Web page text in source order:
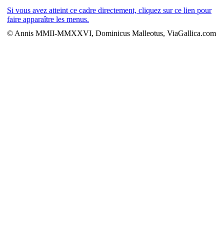
Si vous avez atteint ce cadre directement, cliquez sur ce lien pour
faire apparaître les menus.
© Annis MMII-MMXXVI, Dominicus Malleotus, ViaGallica.com